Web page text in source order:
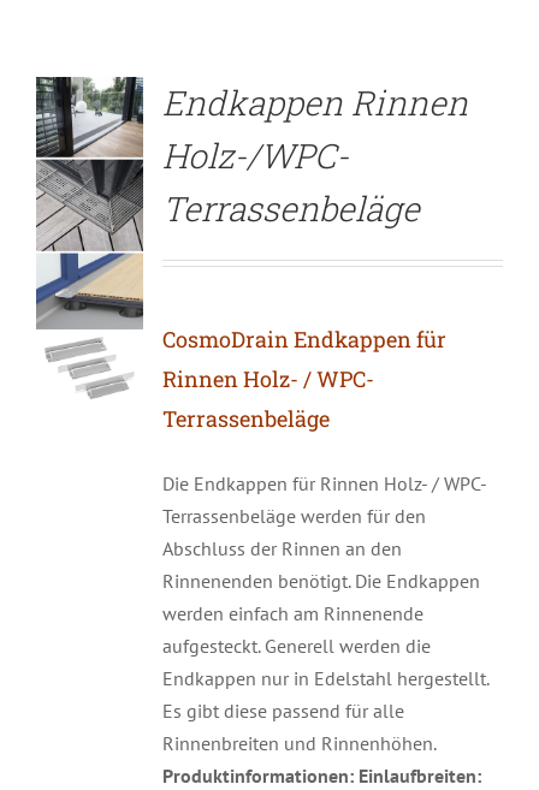
Endkappen Rinnen
Holz-/WPC-
Terrassenbeläge
CosmoDrain Endkappen für
Rinnen Holz- / WPC-
Terrassenbeläge
Die Endkappen für Rinnen Holz- / WPC-
Terrassenbeläge werden für den
Abschluss der Rinnen an den
Rinnenenden benötigt. Die Endkappen
werden einfach am Rinnenende
aufgesteckt. Generell werden die
Endkappen nur in Edelstahl hergestellt.
Es gibt diese passend für alle
Rinnenbreiten und Rinnenhöhen.
Produktinformationen: Einlaufbreiten: